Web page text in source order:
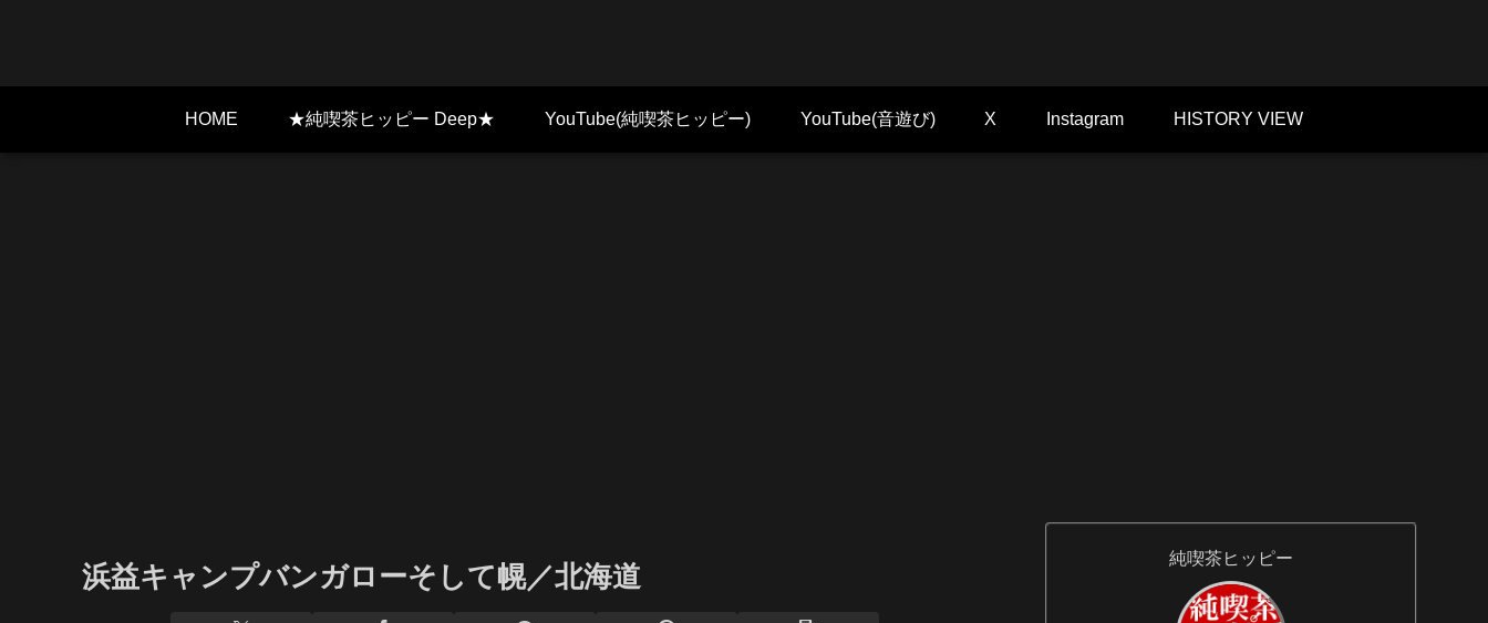
HOME ★純喫茶ヒッピー Deep★ YouTube(純喫茶ヒッピー) YouTube(音遊び) X Instagram HISTORY VIEW
浜益キャンプバンガローそして幌／北海道
純喫茶ヒッピー